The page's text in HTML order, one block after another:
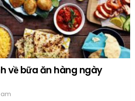
về bữa ăn hàng ngày
am